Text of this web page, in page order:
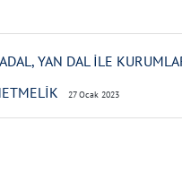
YAN DAL İLE
27 Ocak 2023